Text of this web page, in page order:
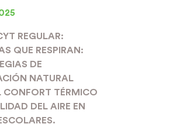
REGULAR:
QUE RESPIRAN:
DE
NATURAL
CONFORT TÉRMICO
DEL AIRE EN